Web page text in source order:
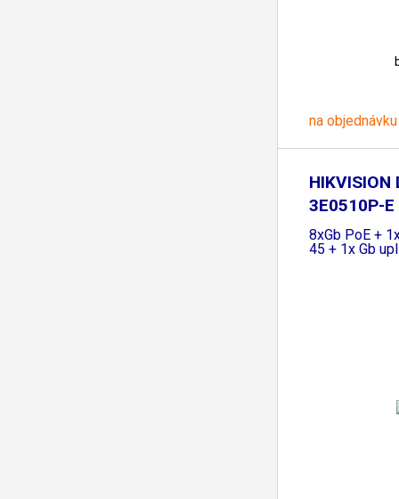
na objednávku
HIKVISION
3E0510P-
switch
8xGb PoE +
45 + 1x Gb